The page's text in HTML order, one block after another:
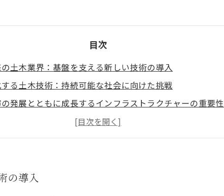
目次
土木業界：基盤を支える新しい技術の導入
る土木技術：持続可能な社会に向けた挑戦
発展とともに成長するインフラストラクチャーの重要性
ノロジーが切り拓く次世代のインフラの形
術者の視点から見る土木業界の未来
ろう！未来の土木業界が拓く新しい可能性
の導入